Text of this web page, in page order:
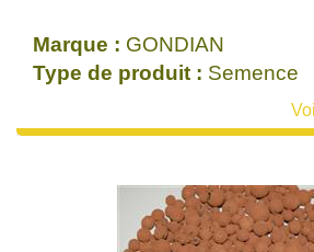
Marque : GONDIAN
Type de produit : Semence